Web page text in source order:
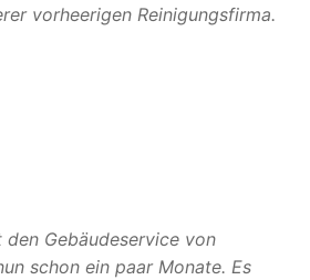
vorheerigen Reinigungsfirma.
den Gebäudeservice von
schon ein paar Monate. Es